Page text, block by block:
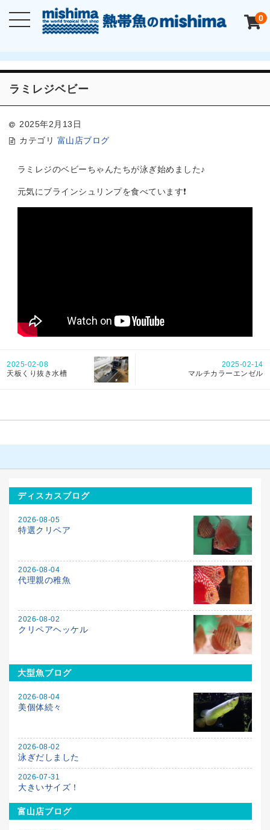
0
ラミレジベビー
2025年2月13日
カテゴリ 富山店ブログ
ラミレジのベビーちゃんたちが泳ぎ始めました♪
元気にブラインシュリンプを食べています❗️
2025-02-08
天板くり抜き水槽
2025-02-14
マルチカラーエンゼル
ディスカスブログ
2026-08-05
特選クリペア
2026-08-04
代理親の稚魚
2026-08-02
クリペアヘッケル
大型魚ブログ
2026-08-04
美個体続々
2026-08-02
泳ぎだしました
2026-07-31
大きいサイズ！
富山店ブログ